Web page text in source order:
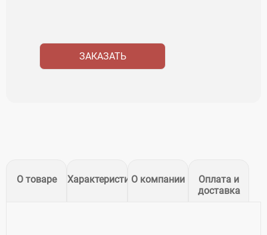
ЗАКАЗАТЬ
О товаре ХарактеристикиО компании
Оплата и
доставка